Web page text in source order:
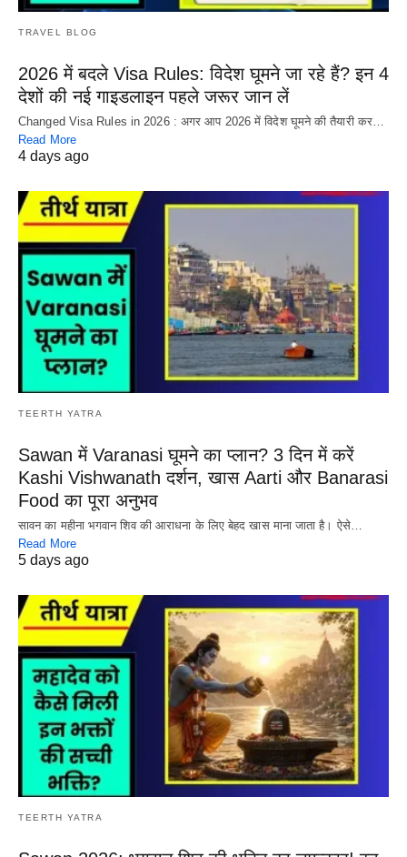
TRAVEL BLOG
2026 में बदले Visa Rules: विदेश घूमने जा रहे हैं? इन 4
देशों की नई गाइडलाइन पहले जरूर जान लें
Changed Visa Rules in 2026 : अगर आप 2026 में विदेश घूमने की तैयारी कर…
Read More
4 days ago
TEERTH YATRA
Sawan में Varanasi घूमने का प्लान? 3 दिन में करें
Kashi Vishwanath दर्शन, खास Aarti और Banarasi
Food का पूरा अनुभव
सावन का महीना भगवान शिव की आराधना के लिए बेहद खास माना जाता है। ऐसे…
Read More
5 days ago
TEERTH YATRA